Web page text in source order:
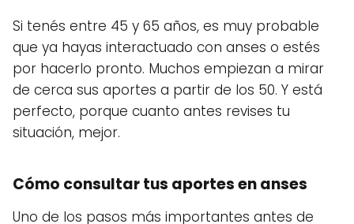
Si tenés entre 45 y 65 años, es muy probable
que ya hayas interactuado con anses o estés
por hacerlo pronto. Muchos empiezan a mirar
de cerca sus aportes a partir de los 50. Y está
perfecto, porque cuanto antes revises tu
situación, mejor.
Cómo consultar tus aportes en anses
Uno de los pasos más importantes antes de